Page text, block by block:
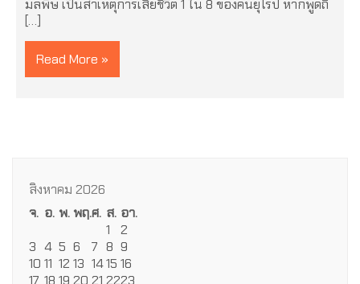
มลพิษ เป็นสาเหตุการเสียชีวิต 1 ใน 8 ของคนยุโรป หากพูดถึ
[…]
Read More »
สิงหาคม 2026
จ. อ. พ.พฤ.ศ. ส. อา.
1
2
3 4 5 6 7 8 9
10 11 12 13 1415 16
17 18 19 20 21 2223